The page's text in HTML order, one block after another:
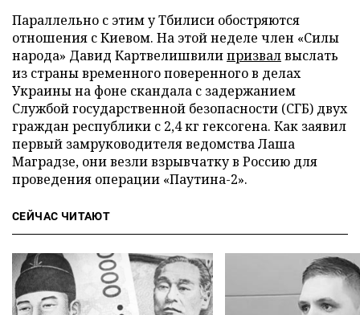
Параллельно с этим у Тбилиси обостряются
отношения с Киевом. На этой неделе член «Силы
народа» Давид Картвелишвилипризвалвыслать
из страны временного поверенного в делах
Украины на фоне скандала с задержанием
Службой государственной безопасности (СГБ) двух
граждан республики с 2,4 кг гексогена. Как заявил
первый замруководителя ведомства Лаша
Маградзе, они везли взрывчатку в Россию для
проведения операции «Паутина-2».
СЕЙЧАС ЧИТАЮТ